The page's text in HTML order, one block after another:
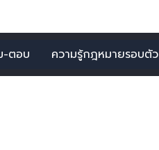
-ตอบ ความรู้กฎหมายรอบตัว